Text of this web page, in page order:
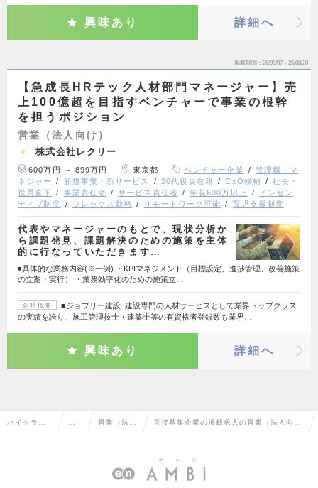
興味あり 詳細へ
掲載期間 26/08/07～26/08/20
【急成長HRテック人材部門マネージャー】売
上100億超を目指すベンチャーで事業の根幹
を担うポジション
営業（法人向け）
株式会社レクリー
600万円 ～ 899万円 東京都 ベンチャー企業
管理職・マ
ネジャー
新規事業・新サービス 20代役員在籍 CxO候補
社長・
役員直下
事業責任者 サービス責任者 年収600万以上
インセン
ティブ制度
フレックス勤務 リモートワーク可能 育児支援制度
代表やマネージャーのもとで、現状分析か
ら課題発見、課題解決のための施策を主体
的に行なっていただきます…
◾️具体的な業務内容(※一例) ・KPIマネジメント（目標設定、進捗管理、改善施策
の立案・実行） ・業務効率化のための施策立…
会社概要
■ジョブリー建設 建設専門の人材サービスとして業界トップクラス
の実績を誇り、施工管理技士・建築士等の有資格者登録数も業界…
興味あり 詳細へ
ハイクラス 営 営業（法人 直接募集企業の掲載求人の営業（法人向